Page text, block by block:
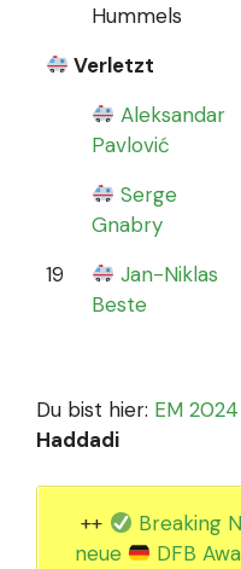
Hummels
Verletzt
Aleksandar
Pavlović
Serge
Gnabry
19
Jan-Niklas
Beste
Du bist hier: EM 2024
Haddadi
++
Breaking
neue
DFB